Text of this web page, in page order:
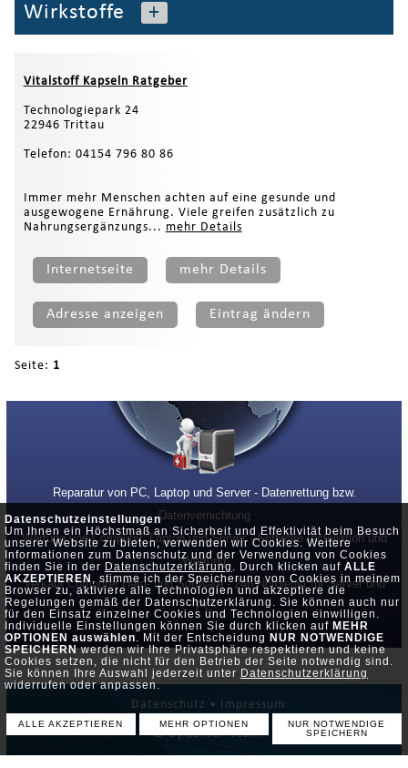
Datenschutzeinstellungen
Um Ihnen ein Höchstmaß an Sicherheit und Effektivität beim Besuch
unserer Website zu bieten, verwenden wir Cookies. Weitere
Informationen zum Datenschutz und der Verwendung von Cookies
finden Sie in der Datenschutzerklärung . Durch klicken auf ALLE
AKZEPTIEREN , stimme ich der Speicherung von Cookies in meinem
Browser zu, aktiviere alle Technologien und akzeptiere die
Regelungen gemäß der Datenschutzerklärung. Sie können auch nur
für den Einsatz einzelner Cookies und Technologien einwilligen.
Individuelle Einstellungen können Sie durch klicken auf MEHR
OPTIONEN auswählen. Mit der Entscheidung NUR NOTWENDIGE
SPEICHERNwerden wir Ihre Privatsphäre respektieren und keine
Cookies setzen, die nicht für den Betrieb der Seite notwendig sind.
Sie können Ihre Auswahl jederzeit unter Datenschutzerklärung
widerrufen oder anpassen.
ALLE AKZEPTIEREN MEHR OPTIONEN
NUR NOTWENDIGE
SPEICHERN
Wirkstoffe
+
Vitalstoff Kapseln Ratgeber
Technologiepark 24
22946 Trittau
Telefon: 04154 796 80 86
Immer mehr Menschen achten auf eine gesunde und
ausgewogene Ernährung. Viele greifen zusätzlich zu
Nahrungsergänzungs... mehr Details
Internetseite mehr Details
Adresse anzeigen Eintrag ändern
Seite: 1
Reparatur von PC, Laptop und Server - Datenrettung bzw.
Datenvernichtung
Wartung von Computer, Laptop und Server - Software Installation und
Wartung
Verkauf Computer Hard- und Software - 24h Notdienst für Server und
PC
Datenschutz • Impressum
© by Server-Team